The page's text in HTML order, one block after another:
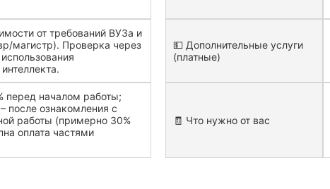
от требований ВУЗа и
магистр). Проверка через
💵 Дополнительные услуги
(платные)
перед началом работы;
после ознакомления с
работы (примерно 30%
оплата частями
🧾 Что нужно от вас